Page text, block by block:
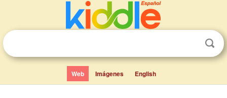
Web Imágenes English